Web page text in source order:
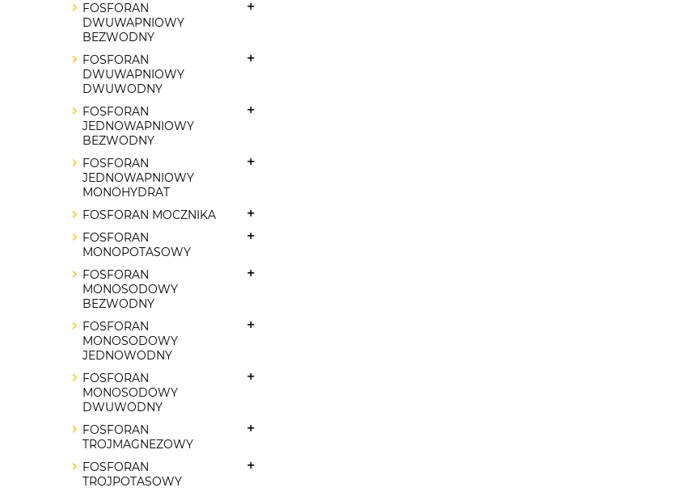
FOSFORAN
DWUWAPNIOWY
BEZWODNY
FOSFORAN
DWUWAPNIOWY
DWUWODNY
FOSFORAN
JEDNOWAPNIOWY
BEZWODNY
FOSFORAN
JEDNOWAPNIOWY
MONOHYDRAT
FOSFORAN MOCZNIKA
FOSFORAN
MONOPOTASOWY
FOSFORAN
MONOSODOWY
BEZWODNY
FOSFORAN
MONOSODOWY
JEDNOWODNY
FOSFORAN
MONOSODOWY
DWUWODNY
FOSFORAN
TROJMAGNEZOWY
FOSFORAN
TROJPOTASOWY